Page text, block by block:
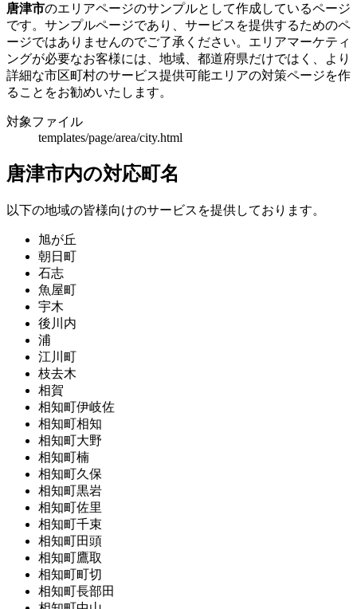
唐津市のエリアページのサンプルとして作成しているページ
です。サンプルページであり、サービスを提供するためのペ
ージではありませんのでご了承ください。エリアマーケティ
ングが必要なお客様には、地域、都道府県だけではく、より
詳細な市区町村のサービス提供可能エリアの対策ページを作
ることをお勧めいたします。
対象ファイル
templates/page/area/city.html
唐津市内の対応町名
以下の地域の皆様向けのサービスを提供しております。
旭が丘
朝日町
石志
魚屋町
宇木
後川内
浦
江川町
枝去木
相賀
相知町伊岐佐
相知町相知
相知町大野
相知町楠
相知町久保
相知町黒岩
相知町佐里
相知町千束
相知町田頭
相知町鷹取
相知町町切
相知町長部田